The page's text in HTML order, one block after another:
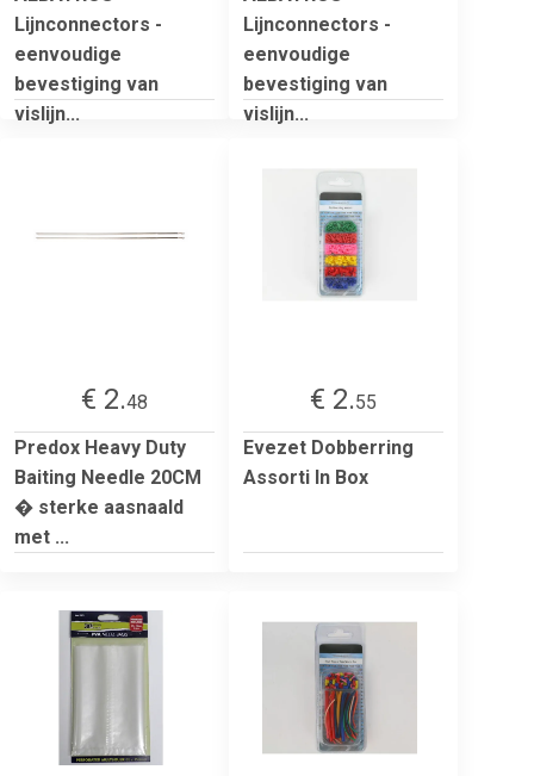
Lijnconnectors -
eenvoudige
bevestiging van
vislijn...
Lijnconnectors -
eenvoudige
bevestiging van
vislijn...
€ 2.48
Predox Heavy Duty
Baiting Needle 20CM
� sterke aasnaald
met ...
€ 2.55
Evezet Dobberring
Assorti In Box